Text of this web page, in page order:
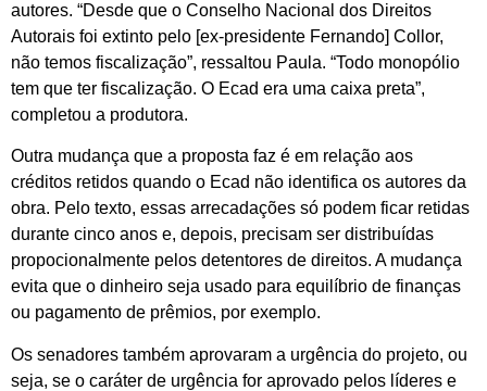
autores. “Desde que o Conselho Nacional dos Direitos
Autorais foi extinto pelo [ex-presidente Fernando] Collor,
não temos fiscalização”, ressaltou Paula. “Todo monopólio
tem que ter fiscalização. O Ecad era uma caixa preta”,
completou a produtora.
Outra mudança que a proposta faz é em relação aos
créditos retidos quando o Ecad não identifica os autores da
obra. Pelo texto, essas arrecadações só podem ficar retidas
durante cinco anos e, depois, precisam ser distribuídas
propocionalmente pelos detentores de direitos. A mudança
evita que o dinheiro seja usado para equilíbrio de finanças
ou pagamento de prêmios, por exemplo.
Os senadores também aprovaram a urgência do projeto, ou
seja, se o caráter de urgência for aprovado pelos líderes e